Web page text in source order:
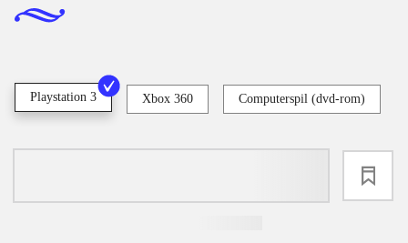
Playstation 3 Xbox 360 Computerspil (dvd-rom)